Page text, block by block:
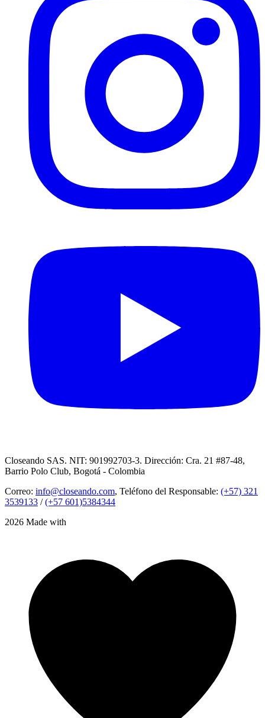
Closeando SAS. NIT: 901992703-3. Dirección: Cra. 21 #87-48,
Barrio Polo Club, Bogotá - Colombia
Correo: info@closeando.com, Teléfono del Responsable: (+57) 321
3539133 /(+57 601)5384344
2026 Made with